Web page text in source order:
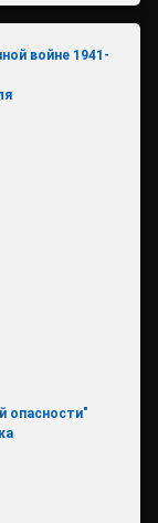
войне 1941-
опасности"